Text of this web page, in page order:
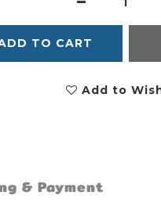
TO CART
Add to
& Payment